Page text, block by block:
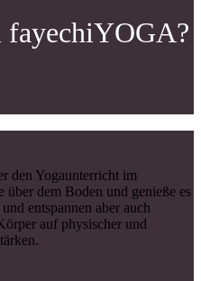
fayechiYOGA?
den Yogaunterricht im
über dem Boden und genieße es
entspannen aber auch
auf physischer und